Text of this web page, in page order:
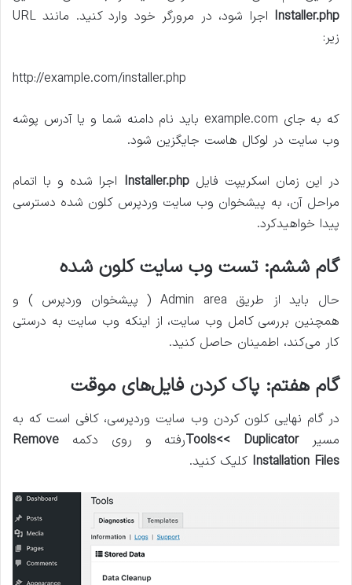
Installer.php
اجرا شود، در مرورگر خود وارد کنید. مانند URL
زیر:
http://example.com/installer.php
که به جای example.com باید نام دامنه شما و یا آدرس پوشه
وب سایت در لوکال هاست جایگزین شود.
در این زمان اسکریپت فایلInstaller.php اجرا شده و با اتمام
مراحل آن، به پیشخوان وب سایت وردپرس کلون شده دسترسی
پیدا خواهیدکرد.
گام ششم: تست وب سایت کلون شده
حال باید از طریق Admin area ( پیشخوان وردپرس ) و
همچنین بررسی کامل وب سایت، از اینکه وب سایت به درستی
کار می‌کند، اطمینان حاصل کنید.
گام هفتم: پاک کردن فایل‌های موقت
در گام نهایی کلون کردن وب سایت وردپرسی، کافی است که به
مسیر
Tools<< Duplicator رفته و روی دکمه Remove
Installation Files کلیک کنید.